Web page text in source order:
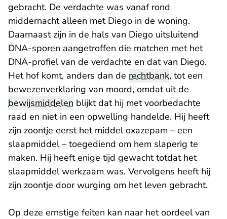
gebracht. De verdachte was vanaf rond
middernacht alleen met Diego in de woning.
Daarnaast zijn in de hals van Diego uitsluitend
DNA-sporen aangetroffen die matchen met het
DNA-profiel van de verdachte en dat van Diego.
Het hof komt, anders dan de rechtbank, tot een
bewezenverklaring van moord, omdat uit de
bewijsmiddelen blijkt dat hij met voorbedachte
raad en niet in een opwelling handelde. Hij heeft
zijn zoontje eerst het middel oxazepam – een
slaapmiddel – toegediend om hem slaperig te
maken. Hij heeft enige tijd gewacht totdat het
slaapmiddel werkzaam was. Vervolgens heeft hij
zijn zoontje door wurging om het leven gebracht.
Op deze ernstige feiten kan naar het oordeel van